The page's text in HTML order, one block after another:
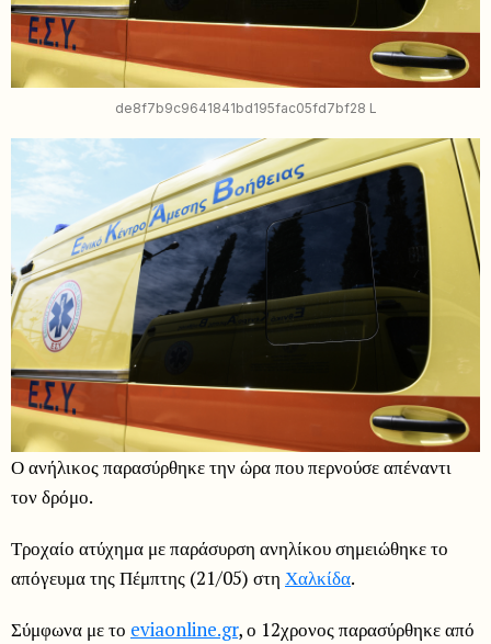
de8f7b9c9641841bd195fac05fd7bf28 L
Ο ανήλικος παρασύρθηκε την ώρα που περνούσε απέναντι
τον δρόμο.
Τροχαίο ατύχημα με παράσυρση ανηλίκου σημειώθηκε το
απόγευμα της Πέμπτης (21/05) στη Χαλκίδα.
Σύμφωνα με το eviaonline.gr, ο 12χρονος παρασύρθηκε από